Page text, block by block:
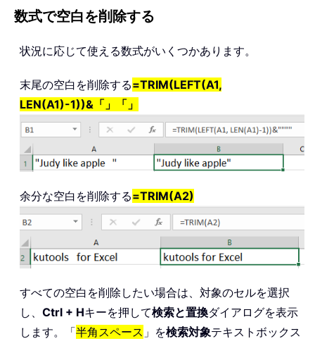
数式で空白を削除する
状況に応じて使える数式がいくつかあります。
末尾の空白を削除する=TRIM(LEFT(A1,
LEN(A1)-1))&「」「」
余分な空白を削除する=TRIM(A2)
すべての空白を削除したい場合は、対象のセルを選択
し、 Ctrl + Hキーを押して検索と置換ダイアログを表示
します。「半角スペース 」を検索対象テキストボックス